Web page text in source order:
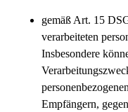
gemäß Art. 15
verarbeiteten
Insbesondere
Empfängern,